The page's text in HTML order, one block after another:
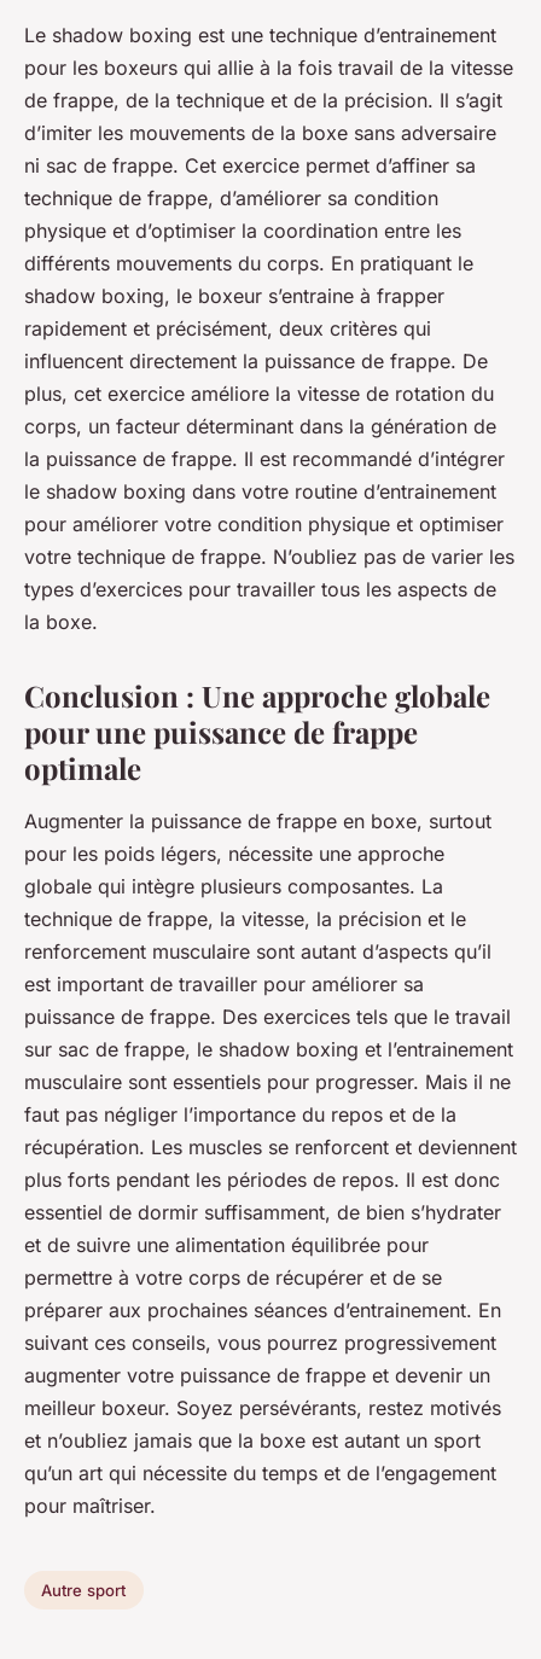
Le shadow boxing est une technique d’entrainement
pour les boxeurs qui allie à la fois travail de la vitesse
de frappe, de la technique et de la précision. Il s’agit
d’imiter les mouvements de la boxe sans adversaire
ni sac de frappe. Cet exercice permet d’affiner sa
technique de frappe, d’améliorer sa condition
physique et d’optimiser la coordination entre les
différents mouvements du corps. En pratiquant le
shadow boxing, le boxeur s’entraine à frapper
rapidement et précisément, deux critères qui
influencent directement la puissance de frappe. De
plus, cet exercice améliore la vitesse de rotation du
corps, un facteur déterminant dans la génération de
la puissance de frappe. Il est recommandé d’intégrer
le shadow boxing dans votre routine d’entrainement
pour améliorer votre condition physique et optimiser
votre technique de frappe. N’oubliez pas de varier les
types d’exercices pour travailler tous les aspects de
la boxe.
Conclusion : Une approche globale
pour une puissance de frappe
optimale
Augmenter la puissance de frappe en boxe, surtout
pour les poids légers, nécessite une approche
globale qui intègre plusieurs composantes. La
technique de frappe, la vitesse, la précision et le
renforcement musculaire sont autant d’aspects qu’il
est important de travailler pour améliorer sa
puissance de frappe. Des exercices tels que le travail
sur sac de frappe, le shadow boxing et l’entrainement
musculaire sont essentiels pour progresser. Mais il ne
faut pas négliger l’importance du repos et de la
récupération. Les muscles se renforcent et deviennent
plus forts pendant les périodes de repos. Il est donc
essentiel de dormir suffisamment, de bien s’hydrater
et de suivre une alimentation équilibrée pour
permettre à votre corps de récupérer et de se
préparer aux prochaines séances d’entrainement. En
suivant ces conseils, vous pourrez progressivement
augmenter votre puissance de frappe et devenir un
meilleur boxeur. Soyez persévérants, restez motivés
et n’oubliez jamais que la boxe est autant un sport
qu’un art qui nécessite du temps et de l’engagement
pour maîtriser.
Autre sport